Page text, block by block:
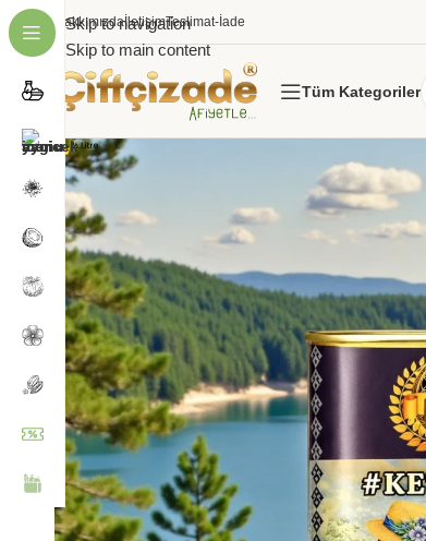
Skip to navigation
Skip to main content
HakkımızdaİletişimTeslimat-İade
Tüm Kategoriler